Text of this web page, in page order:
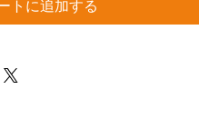
トに追加する